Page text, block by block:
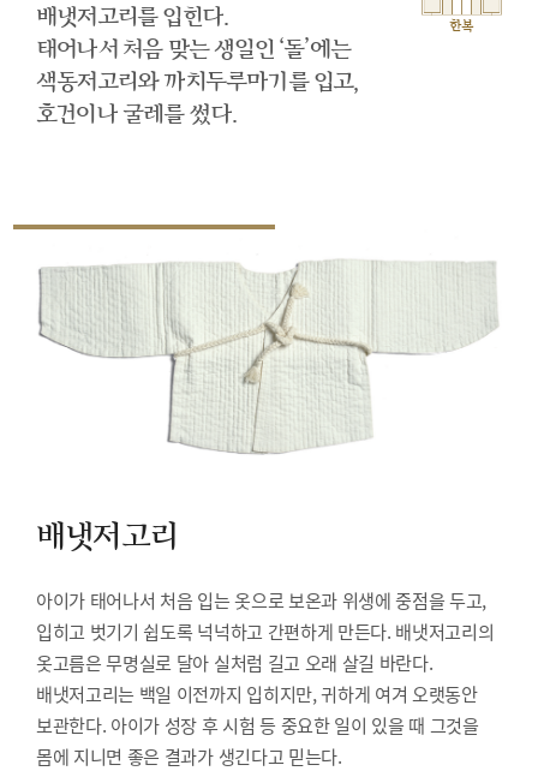
배냇저고리를 입힌다.
태어나서 처음 맞는 생일인 ‘돌’에는
색동저고리와 까치두루마기를 입고,
호건이나 굴레를 썼다.
한복
배냇저고리
아이가 태어나서 처음 입는 옷으로 보온과 위생에 중점을 두고,
입히고 벗기기 쉽도록 넉넉하고 간편하게 만든다. 배냇저고리의
옷고름은 무명실로 달아 실처럼 길고 오래 살길 바란다.
배냇저고리는 백일 이전까지 입히지만, 귀하게 여겨 오랫동안
보관한다. 아이가 성장 후 시험 등 중요한 일이 있을 때 그것을
몸에 지니면 좋은 결과가 생긴다고 믿는다.